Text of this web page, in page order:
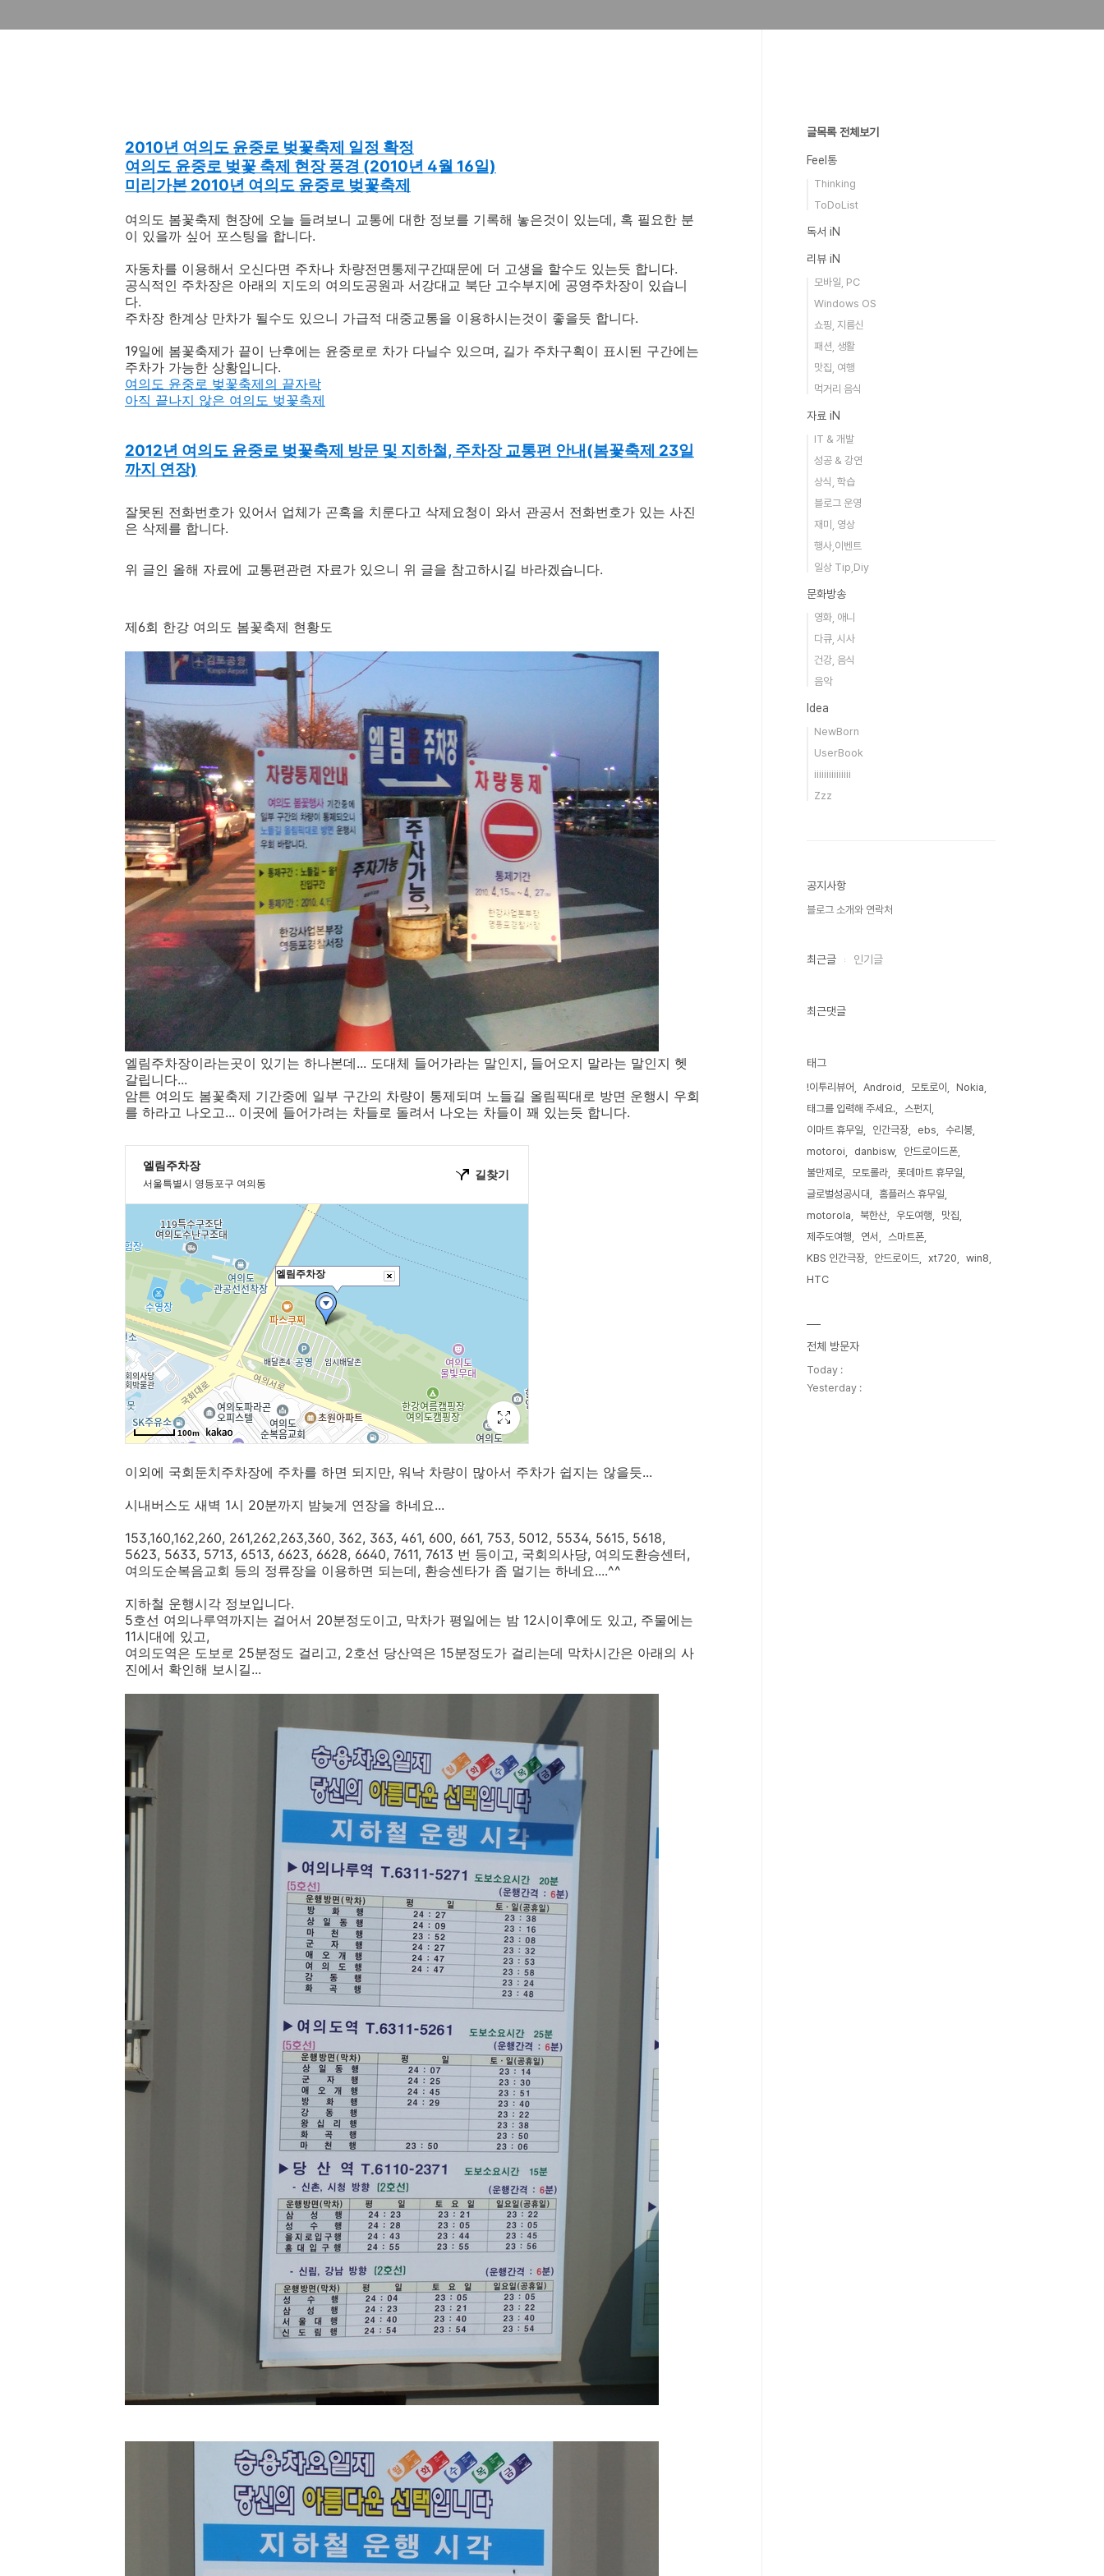
2010년 여의도 윤중로 벚꽃축제 일정 확정
여의도 윤중로 벚꽃 축제 현장 풍경 (2010년 4월 16일)
미리가본 2010년 여의도 윤중로 벚꽃축제
여의도 봄꽃축제 현장에 오늘 들려보니 교통에 대한 정보를 기록해 놓은것이 있는데, 혹 필요한 분
이 있을까 싶어 포스팅을 합니다.
자동차를 이용해서 오신다면 주차나 차량전면통제구간때문에 더 고생을 할수도 있는듯 합니다.
공식적인 주차장은 아래의 지도의 여의도공원과 서강대교 북단 고수부지에 공영주차장이 있습니
다.
주차장 한계상 만차가 될수도 있으니 가급적 대중교통을 이용하시는것이 좋을듯 합니다.
19일에 봄꽃축제가 끝이 난후에는 윤중로로 차가 다닐수 있으며, 길가 주차구획이 표시된 구간에는
주차가 가능한 상황입니다.
여의도 윤중로 벚꽃축제의 끝자락
아직 끝나지 않은 여의도 벚꽃축제
2012년 여의도 윤중로 벚꽃축제 방문 및 지하철, 주차장 교통편 안내(봄꽃축제 23일
까지 연장)
잘못된 전화번호가 있어서 업체가 곤혹을 치룬다고 삭제요청이 와서 관공서 전화번호가 있는 사진
은 삭제를 합니다.
위 글인 올해 자료에 교통편관련 자료가 있으니 위 글을 참고하시길 바라겠습니다.
제6회 한강 여의도 봄꽃축제 현황도
엘림주차장이라는곳이 있기는 하나본데... 도대체 들어가라는 말인지, 들어오지 말라는 말인지 헷
갈립니다...
암튼 여의도 봄꽃축제 기간중에 일부 구간의 차량이 통제되며 노들길 올림픽대로 방면 운행시 우회
를 하라고 나오고... 이곳에 들어가려는 차들로 돌려서 나오는 차들이 꽤 있는듯 합니다.
이외에 국회둔치주차장에 주차를 하면 되지만, 워낙 차량이 많아서 주차가 쉽지는 않을듯...
시내버스도 새벽 1시 20분까지 밤늦게 연장을 하네요...
153,160,162,260, 261,262,263,360, 362, 363, 461, 600, 661, 753, 5012, 5534, 5615, 5618,
5623, 5633, 5713, 6513, 6623, 6628, 6640, 7611, 7613 번 등이고, 국회의사당, 여의도환승센터,
여의도순복음교회 등의 정류장을 이용하면 되는데, 환승센타가 좀 멀기는 하네요....^^
지하철 운행시각 정보입니다.
5호선 여의나루역까지는 걸어서 20분정도이고, 막차가 평일에는 밤 12시이후에도 있고, 주물에는
11시대에 있고,
여의도역은 도보로 25분정도 걸리고, 2호선 당산역은 15분정도가 걸리는데 막차시간은 아래의 사
진에서 확인해 보시길...
글목록 전체보기
Feel통
Thinking
ToDoList
독서 iN
리뷰 iN
모바일, PC
Windows OS
쇼핑, 지름신
패션, 생활
맛집, 여행
먹거리 음식
자료 iN
IT & 개발
성공 & 강연
상식, 학습
블로그 운영
재미, 영상
행사,이벤트
일상 Tip,Diy
문화방송
영화, 애니
다큐, 시사
건강, 음식
음악
Idea
NewBorn
UserBook
iiiiiiiiiiiiiii
Zzz
공지사항
블로그 소개와 연락처
최근글 인기글
최근댓글
태그
!이투리뷰어 Android 모토로이
Nokia
태그를 입력해 주세요.
스펀지
이마트 휴무일
인간극장 ebs
수리봉
motoroi
danbisw
안드로이드폰
불만제로
모토롤라
롯데마트 휴무일
글로벌성공시대
홈플러스 휴무일
motorola
북한산 우도여행
맛집
제주도여행
연서
스마트폰
KBS 인간극장
안드로이드 xt720
win8
HTC
전체 방문자
Today :
Yesterday :